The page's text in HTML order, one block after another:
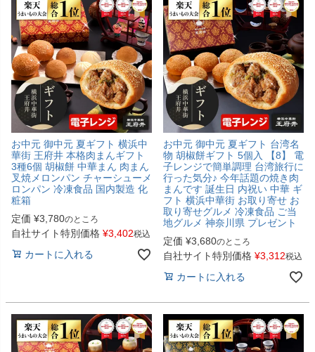
お中元 御中元 夏ギフト 横浜中
華街 王府井 本格肉まんギフト
3種6個 胡椒餅 中華まん 肉まん
叉焼メロンパン チャーシューメ
ロンパン 冷凍食品 国内製造 化
粧箱
定価 ¥3,780のところ
自社サイト特別価格 ¥3,402税込
カートに入れる
お中元 御中元 夏ギフト 台湾名
物 胡椒餅ギフト 5個入 【8】 電
子レンジで簡単調理 台湾旅行に
行った気分♪ 今年話題の焼き肉
まんです 誕生日 内祝い 中華 ギ
フト 横浜中華街 お取り寄せ お
取り寄せグルメ 冷凍食品 ご当
地グルメ 神奈川県 プレゼント
定価 ¥3,680のところ
自社サイト特別価格 ¥3,312税込
カートに入れる